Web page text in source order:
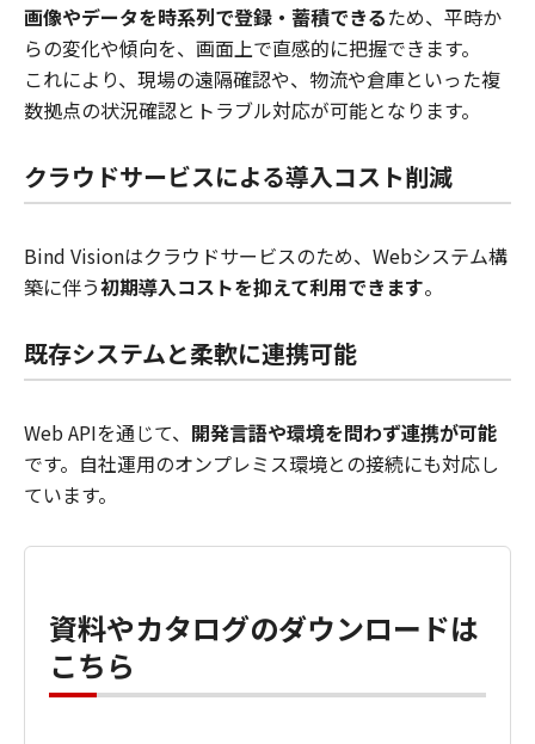
画像やデータを時系列で登録・蓄積できるため、平時か
らの変化や傾向を、画面上で直感的に把握できます。
これにより、現場の遠隔確認や、物流や倉庫といった複
数拠点の状況確認とトラブル対応が可能となります。
クラウドサービスによる導入コスト削減
Bind Visionはクラウドサービスのため、Webシステム構
築に伴う初期導入コストを抑えて利用できます。
既存システムと柔軟に連携可能
Web APIを通じて、 開発言語や環境を問わず連携が可能
です。自社運用のオンプレミス環境との接続にも対応し
ています。
資料やカタログのダウンロードは
こちら